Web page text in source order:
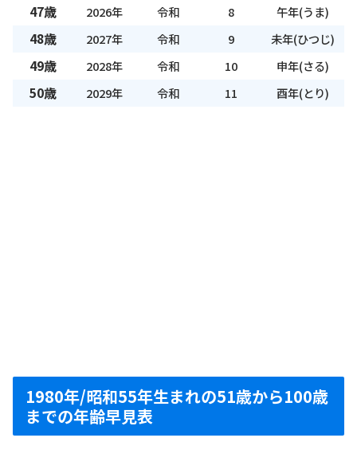
47歳 2026年 令和 8 午年(うま)
48歳 2027年 令和 9 未年(ひつじ)
49歳 2028年 令和 10 申年(さる)
50歳 2029年 令和 11 酉年(とり)
1980年/昭和55年生まれの51歳から100歳
までの年齢早見表